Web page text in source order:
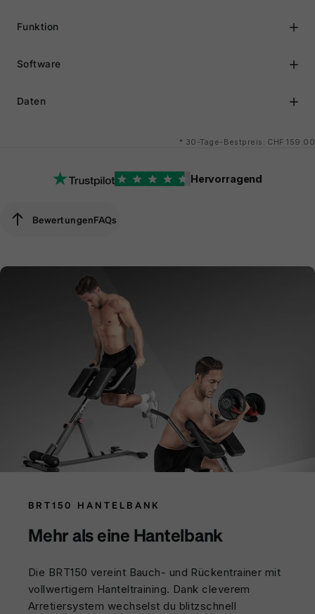
Funktion
Software
Daten
* 30-Tage-Bestpreis: CHF 159.00
Hervorragend
BewertungenFAQs
BRT150 HANTELBANK
Mehr als eine Hantelbank
Die BRT150 vereint Bauch- und Rückentrainer mit
vollwertigem Hanteltraining. Dank cleverem
Arretiersystem wechselst du blitzschnell